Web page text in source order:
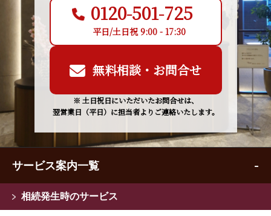
0120-501-725
平日/土日祝 9:00 - 17:30
無料相談・お問合せ
※ 土日祝日にいただいたお問合せは、
翌営業日（平日）に担当者よりご連絡いたします。
サービス案内一覧
相続発生時のサービス